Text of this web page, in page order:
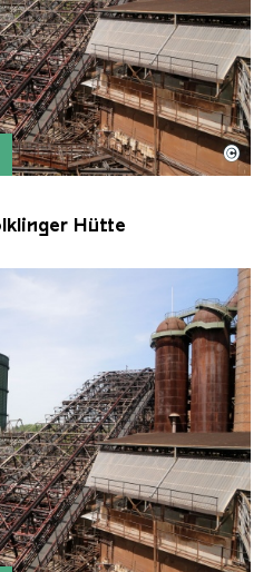
Völklinger Hütte mit
Völklinger Hütte | Karl
©
Hütte